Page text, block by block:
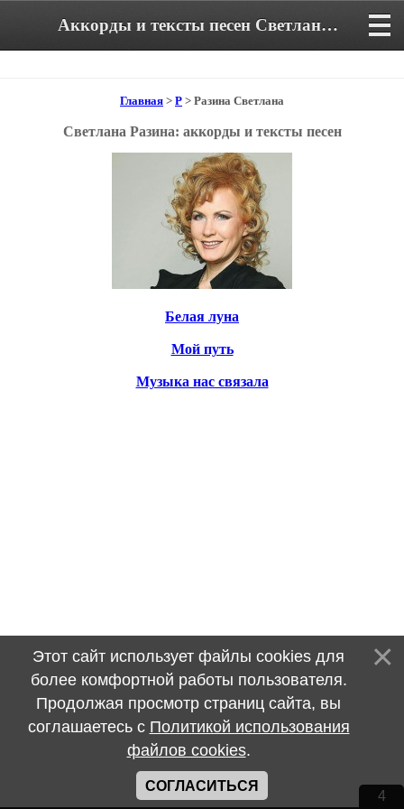
Аккорды и тексты песен Светланы Разиной
Главная > Р > Разина Светлана
Светлана Разина: аккорды и тексты песен
Белая луна
Мой путь
Музыка нас связала
Этот сайт использует файлы cookies для
более комфортной работы пользователя.
Продолжая просмотр страниц сайта, вы
соглашаетесь с Политикой использования
файлов cookies.
СОГЛАСИТЬСЯ
4